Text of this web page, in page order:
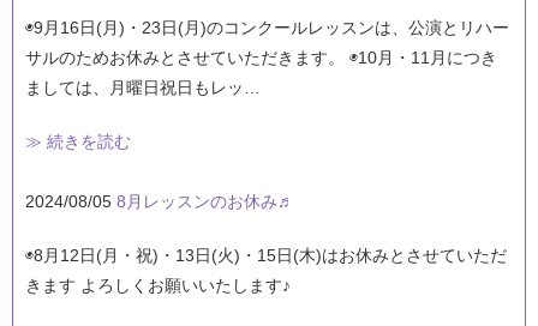
◉9月16日(月)・23日(月)のコンクールレッスンは、公演とリハー
サルのためお休みとさせていただきます。 ◉10月・11月につき
ましては、月曜日祝日もレッ…
≫ 続きを読む
2024/08/05 8月レッスンのお休み♬
◉8月12日(月・祝)・13日(火)・15日(木)はお休みとさせていただ
きます よろしくお願いいたします♪